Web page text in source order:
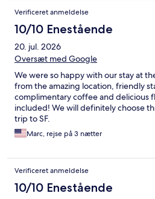
Verificeret anmeldelse
10/10 Enestående
20. jul. 2026
Oversæt med Google
We were so happy with our stay at
from the amazing location, friendly
complimentary coffee and delicious
included! We will definitely choose
trip to SF.
Marc, rejse på 3 nætter
Verificeret anmeldelse
10/10 Enestående